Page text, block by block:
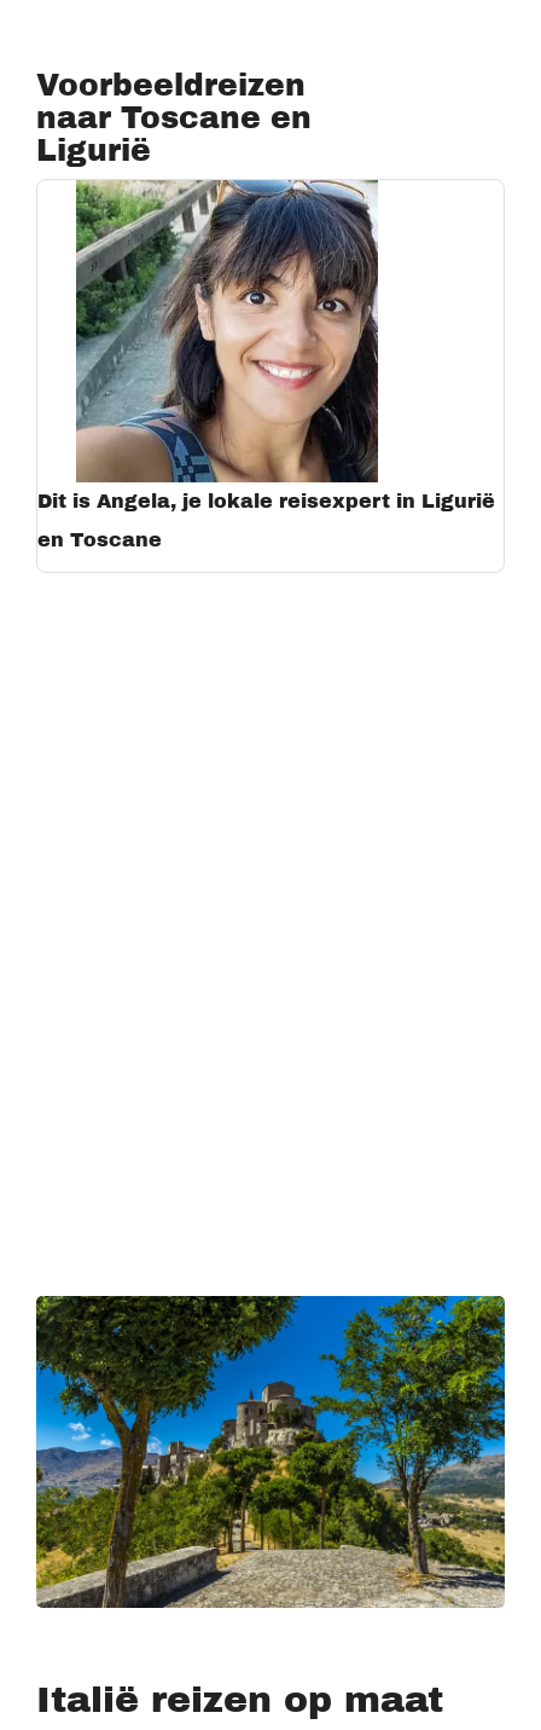
Voorbeeldreizen
naar Toscane en
Ligurië
Dit is Angela, je lokale reisexpert in Ligurië
en Toscane
Italië reizen op maat